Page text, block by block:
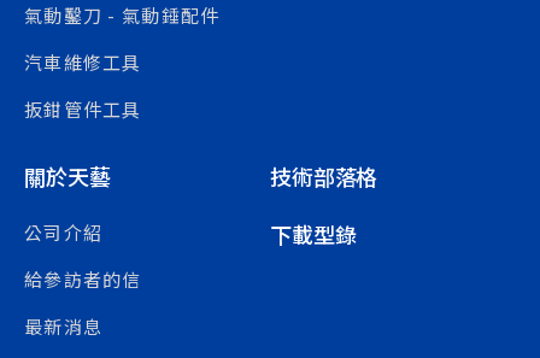
氣動鑿刀 - 氣動錘配件
汽車維修工具
扳鉗管件工具
關於天藝
公司介紹
給參訪者的信
最新消息
技術部落格
下載型錄